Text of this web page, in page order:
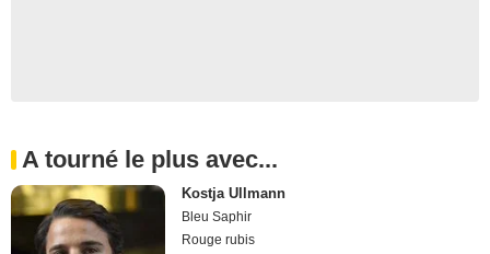
A tourné le plus avec...
Kostja Ullmann
Bleu Saphir
Rouge rubis